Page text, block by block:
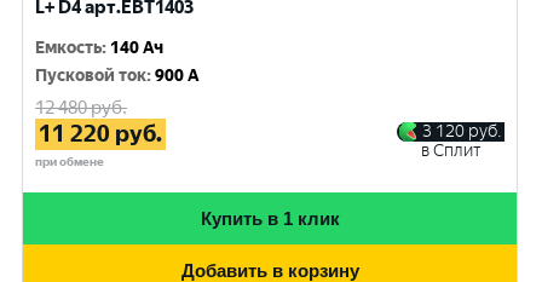
L+ D4 арт.EBT1403
Емкость: 140 Ач
Пусковой ток:900 A
12 480руб.
11 220 руб.
при обмене
3 120 руб.
в Сплит
Купить в 1 клик
Добавить в корзину